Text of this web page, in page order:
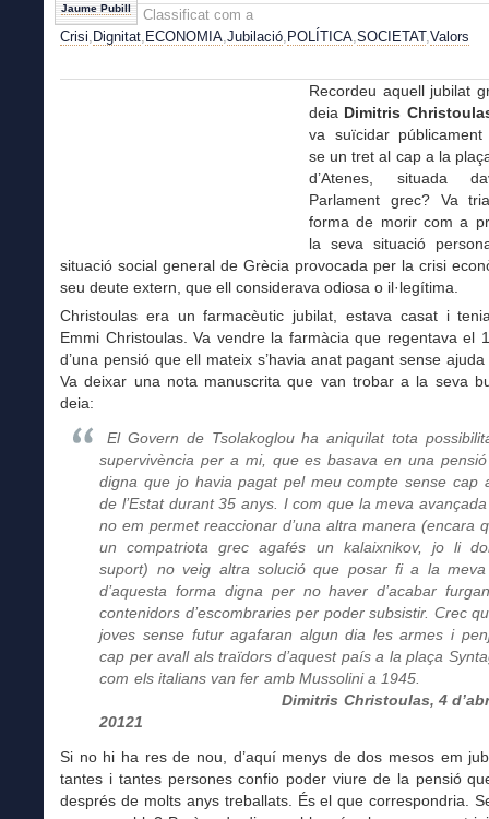
Jaume Pubill
Classificat com a
Crisi Dignitat ECONOMIA Jubilació POLÍTICA SOCIETAT, Valors
Recordeu aquell jubilat
deia Dimitris
va suïcidar públicament
se un tret al cap a la
d’Atenes, situada
Parlament grec? Va
forma de morir com a
la seva situació
situació social general de Grècia provocada per la crisi
seu deute extern, que ell considerava odiosa o il·legítima.
Christoulas era un farmacèutic jubilat, estava casat i
Emmi Christoulas. Va vendre la farmàcia que regentava el
d’una pensió que ell mateix s’havia anat pagant sense ajuda
Va deixar una nota manuscrita que van trobar a la seva
deia:
El Govern de Tsolakoglou ha aniquilat tota
supervivència per a mi, que es basava en una
digna que jo havia pagat pel meu compte sense cap
de l’Estat durant 35 anys. I com que la meva
no em permet reaccionar d’una altra manera (encara
un compatriota grec agafés un kalaixnikov, jo li
suport) no veig altra solució que posar fi a la
d’aquesta forma digna per no haver d’acabar
contenidors d’escombraries per poder subsistir. Crec
joves sense futur agafaran algun dia les armes i
cap per avall als traïdors d’aquest país a la plaça
com els italians van fer amb Mussolini a
Dimitris Christoulas, 4
20121
Si no hi ha res de nou, d’aquí menys de dos mesos em
tantes i tantes persones confio poder viure de la pensió
després de molts anys treballats. És el que correspondria.